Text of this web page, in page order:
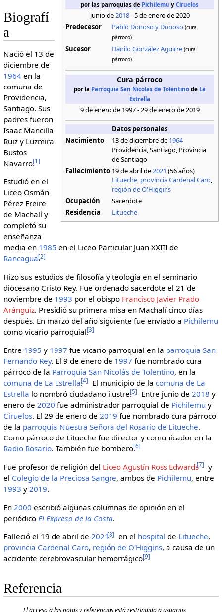
por las parroquias de Pichilemu yCiruelos
junio de2018- 5 de enero de 2020
Predecesor
Pablo Donoso y Donoso (cura
párroco)
Sucesor Danilo González Aguirre (cura
párroco)
Cura párroco
por la Parroquia San Nicolás de Tolentino de La
Estrella
9 de enero de 1997 - 29 de enero de 2019
Datos personales
Nacimiento
13 de diciembre de 1964
Providencia, Santiago, Provincia
de Santiago
Fallecimiento 19 de abril de2021 (56 años)
Litueche, provincia Cardenal Caro,
región de O'Higgins
Ocupación
Sacerdote
Residencia
Litueche
Biografí
a
Nació el 13 de
diciembre de
1964en la
comuna de
Providencia,
Santiago. Sus
padres fueron
Isaac Mancilla
Ruiz y Luzmira
Bustos
Navarro.[1 ]
Estudió en el
Liceo Osmán
Pérez Freire
de Machalí y
completó su
enseñanza
media en 1985 en el Liceo Particular Juan XXIII de
Rancagua.[2]
Hizo sus estudios de filosofía y teología en el seminario
diocesano Cristo Rey. Fue ordenado sacerdote el 21 de
noviembre de 1993 por el obispo Francisco Javier Prado
Aránguiz. Presidió su primera misa en Machalí cinco días
después. En marzo del año siguiente fue enviado a Pichilemu
como vicario parroquial.[3]
Entre 1995 y 1997 fue vicario parroquial en la parroquia San
Fernando Rey. El 9 de enero de 1997 fue nombrado cura
párroco de la Parroquia San Nicolás de Tolentino, en la
comuna de La Estrella.[4] El municipio de la comuna de La
Estrella lo nombró ciudadano ilustre.[5] Entre junio de 2018 y
enero de 2020 fue administrador parroquial de Pichilemu y
Ciruelos. El 29 de enero de 2019 fue nombrado cura párroco
de la parroquia Nuestra Señora del Rosario de Litueche.
Como párroco de Litueche fue director y comunicador en la
Radio Rosario. También fue bombero.[6]
Fue profesor de religión del Liceo Agustín Ross Edwards
[7] y
el Colegio de la Preciosa Sangre, ambos de Pichilemu, entre
1993 y 2019.
En 2000 escribió algunas columnas de opinión en el
periódico El Expreso de la Costa.
Falleció el 19 de abril de 2021
[8] en el hospital de Litueche,
provincia Cardenal Caro, región de O'Higgins, a causa de un
accidente cerebrovascular hemorrágico.[9]
Referencia
El acceso a las notas y referencias está restringido a usuarios